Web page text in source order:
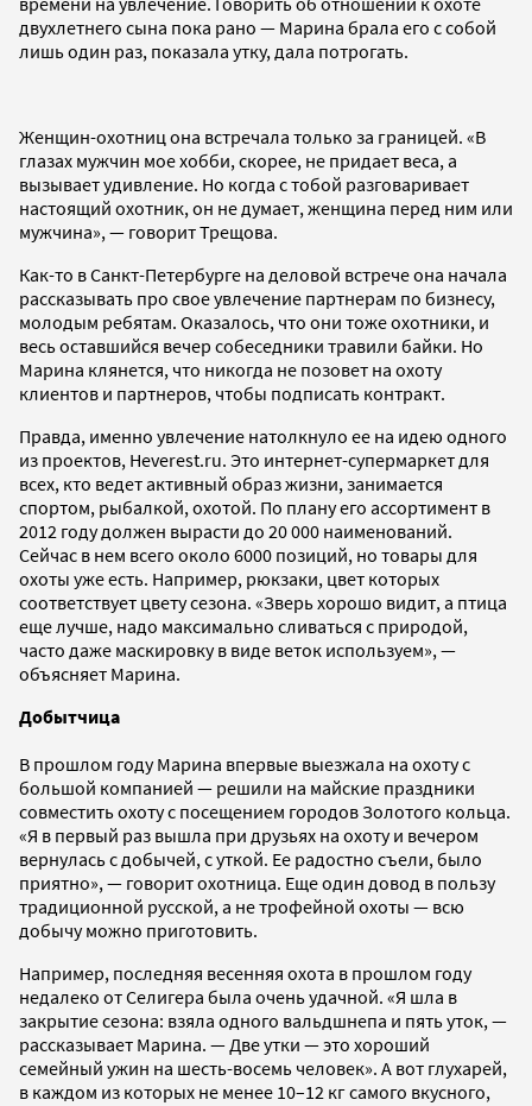
двухлетнего сына пока рано — Марина брала его с собой
лишь один раз, показала утку, дала потрогать.
Женщин-охотниц она встречала только за границей. «В
глазах мужчин мое хобби, скорее, не придает веса, а
вызывает удивление. Но когда с тобой разговаривает
настоящий охотник, он не думает, женщина перед ним или
мужчина», — говорит Трещова.
Как-то в Санкт-Петербурге на деловой встрече она начала
рассказывать про свое увлечение партнерам по бизнесу,
молодым ребятам. Оказалось, что они тоже охотники, и
весь оставшийся вечер собеседники травили байки. Но
Марина клянется, что никогда не позовет на охоту
клиентов и партнеров, чтобы подписать контракт.
Правда, именно увлечение натолкнуло ее на идею одного
из проектов, Heverest.ru. Это интернет-супермаркет для
всех, кто ведет активный образ жизни, занимается
спортом, рыбалкой, охотой. По плану его ассортимент в
2012 году должен вырасти до 20 000 наименований.
Сейчас в нем всего около 6000 позиций, но товары для
охоты уже есть. Например, рюкзаки, цвет которых
соответствует цвету сезона. «Зверь хорошо видит, а птица
еще лучше, надо максимально сливаться с природой,
часто даже маскировку в виде веток используем», —
объясняет Марина.
Добытчица
В прошлом году Марина впервые выезжала на охоту с
большой компанией — решили на майские праздники
совместить охоту с посещением городов Золотого кольца.
«Я в первый раз вышла при друзьях на охоту и вечером
вернулась с добычей, с уткой. Ее радостно съели, было
приятно», — говорит охотница. Еще один довод в пользу
традиционной русской, а не трофейной охоты — всю
добычу можно приготовить.
Например, последняя весенняя охота в прошлом году
недалеко от Селигера была очень удачной. «Я шла в
закрытие сезона: взяла одного вальдшнепа и пять уток, —
рассказывает Марина. — Две утки — это хороший
семейный ужин на шесть-восемь человек». А вот глухарей,
в каждом из которых не менее 10–12 кг самого вкусного,